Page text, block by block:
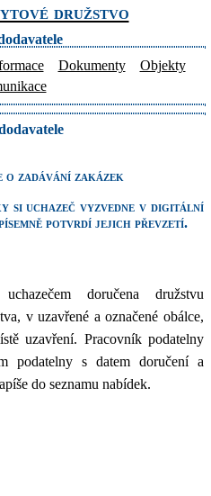
družstvo
Dokumenty
Objekty
zadávání zakázek
si uchazeč vyzvedne v digitální
potvrdí jejich převzetí.
doručena družstvu
v uzavřené a označené obálce,
uzavření. Pracovník podatelny
podatelny s datem doručení a
do seznamu nabídek.